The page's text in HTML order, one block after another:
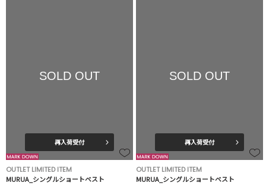
SOLD OUT
再入荷受付
OUTLET LIMITED ITEM
MURUA_シングルショートベスト
SOLD OUT
再入荷受付
OUTLET LIMITED ITEM
MURUA_シングルショートベスト